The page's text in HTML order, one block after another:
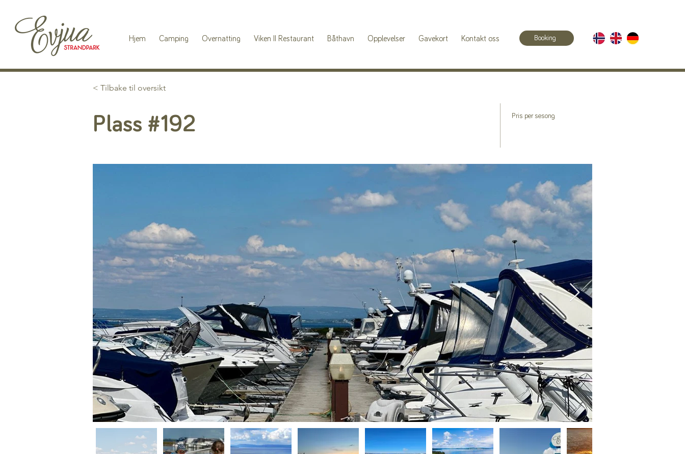
Booking
Hjem Camping Overnatting Viken II Restaurant Båthavn Opplevelser Gavekort Kontakt oss
< Tilbake til oversikt
Plass #192 Pris per sesong